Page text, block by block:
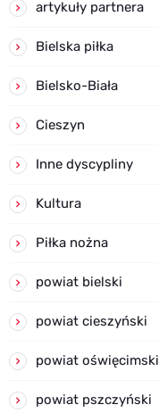
artykuły partnera
Bielska piłka
Bielsko-Biała
Cieszyn
Inne dyscypliny
Kultura
Piłka nożna
powiat bielski
powiat cieszyński
powiat oświęcimski
powiat pszczyński